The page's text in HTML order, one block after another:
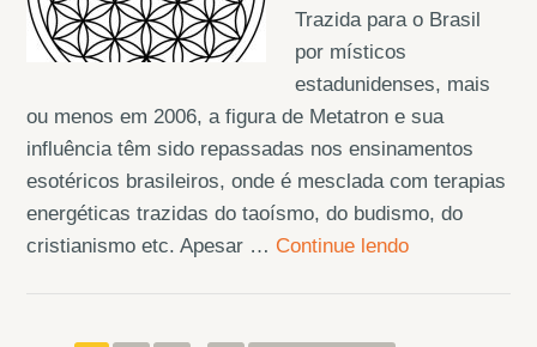
Trazida para o Brasil
por místicos
estadunidenses, mais
ou menos em 2006, a figura de Metatron e sua
influência têm sido repassadas nos ensinamentos
esotéricos brasileiros, onde é mesclada com terapias
energéticas trazidas do taoísmo, do budismo, do
cristianismo etc. Apesar … Continue lendo